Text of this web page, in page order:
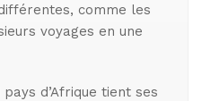
comme les
voyages en une
d’Afrique tient ses